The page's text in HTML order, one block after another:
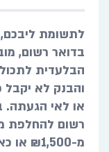
לתשומת
בדואר רשום,
הבלעדית
והבנק לא
או לאי הגעתה.
רשום להחלפת
מ-